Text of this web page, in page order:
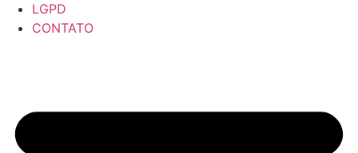
LGPD
CONTATO